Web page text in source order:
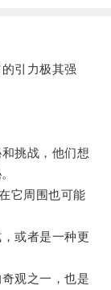
引力极其强
挑战，他们想
它周围也可能
或者是一种更
观之一，也是